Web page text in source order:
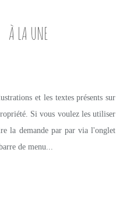
À LA UNE
et les textes présents sur
Si vous voulez les utiliser
la demande par par via l'onglet
de menu...